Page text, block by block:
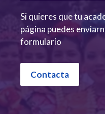
Si quieres que tu
página puedes
formulario
Contacta